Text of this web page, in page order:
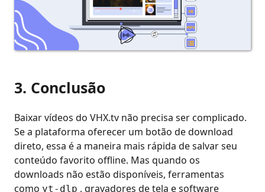
3. Conclusão
Baixar vídeos do VHX.tv não precisa ser complicado.
Se a plataforma oferecer um botão de download
direto, essa é a maneira mais rápida de salvar seu
conteúdo favorito offline. Mas quando os
downloads não estão disponíveis, ferramentas
como yt-dlp , gravadores de tela e software